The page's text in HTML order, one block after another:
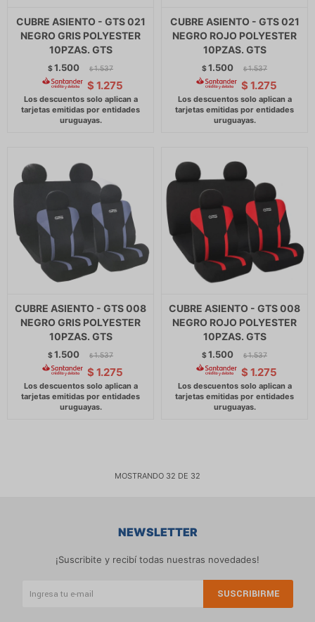
CUBRE ASIENTO - GTS 021
NEGRO GRIS POLYESTER
10PZAS. GTS
$1.500 $ 1.537
$ 1.275
CUBRE ASIENTO - GTS 021
NEGRO ROJO POLYESTER
10PZAS. GTS
$1.500 $ 1.537
$ 1.275
CUBRE ASIENTO - GTS 008
NEGRO GRIS POLYESTER
10PZAS. GTS
$1.500 $ 1.537
$ 1.275
CUBRE ASIENTO - GTS 008
NEGRO ROJO POLYESTER
10PZAS. GTS
$1.500 $ 1.537
$ 1.275
MOSTRANDO 32 DE 32
NEWSLETTER
¡Suscribite y recibí todas nuestras novedades!
SUSCRIBIRME